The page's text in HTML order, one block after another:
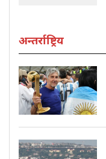
अन्तर्राष्ट्रिय